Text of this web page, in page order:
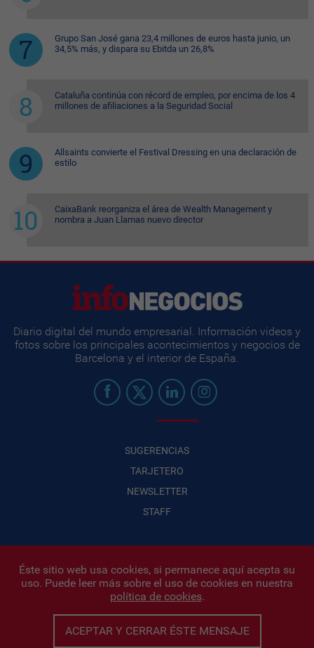
Grupo San José gana 23,4 millones de euros hasta junio, un
34,5% más, y dispara su Ebitda un 26,8%
Cataluña continúa con récord de empleo, por encima de los 4
millones de afiliaciones a la Seguridad Social
Allsaints convierte el Festival Dressing en una declaración de
estilo
CaixaBank reorganiza el área de Wealth Management y
nombra a Juan Llamas nuevo director
Diario digital del mundo empresarial. Información videos y
fotos sobre los principales acontecimientos y negocios de
Barcelona y el interior de España.
SUGERENCIAS
TARJETERO
NEWSLETTER
STAFF
Infonegocios 2026| INFONEGOCIOS S.A. · CUIT: 30710438486 |
Políticas de Privacidad|Protección de datos personales
Iñigo Biain
Este sitio esta protegido por Google reCAPTCHA y conPolíticas de
privacidad de GoogleyTerminos del servicioaplicados.
Éste sitio web usa cookies, si permanece aquí acepta su
uso. Puede leer más sobre el uso de cookies en nuestra
política de cookies.
ACEPTAR Y CERRAR ÉSTE MENSAJE